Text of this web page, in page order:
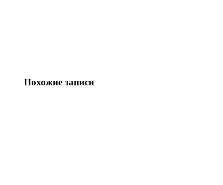
Похожие записи